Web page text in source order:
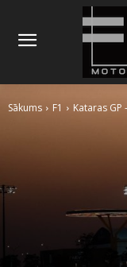
Sākums F1 Kataras